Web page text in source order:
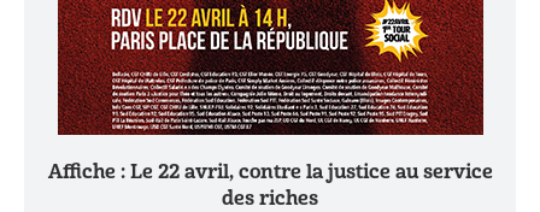
Affiche : Le 22 avril, contre la justice au service
des riches